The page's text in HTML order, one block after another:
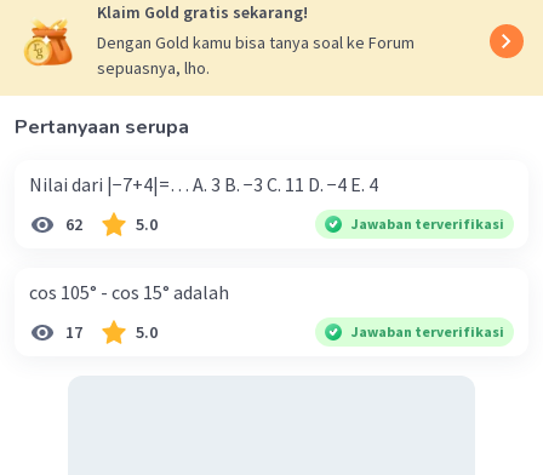
Klaim Gold gratis sekarang!
Dengan Gold kamu bisa tanya soal ke Forum
sepuasnya, lho.
Pertanyaan serupa
Nilai dari |−7+4|=… A. 3 B. −3 C. 11 D. −4 E. 4
62 5.0 Jawaban terverifikasi
cos 105° - cos 15° adalah
17 5.0 Jawaban terverifikasi